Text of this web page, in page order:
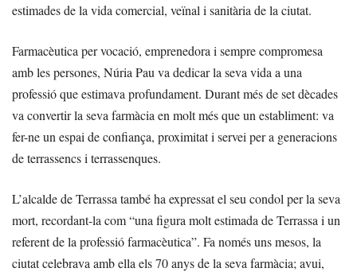
estimades de la vida comercial, veïnal i sanitària de la ciutat.
Farmacèutica per vocació, emprenedora i sempre compromesa
amb les persones, Núria Pau va dedicar la seva vida a una
professió que estimava profundament. Durant més de set dècades
va convertir la seva farmàcia en molt més que un establiment: va
fer-ne un espai de confiança, proximitat i servei per a generacions
de terrassencs i terrassenques.
L’alcalde de Terrassa també ha expressat el seu condol per la seva
mort, recordant-la com “una figura molt estimada de Terrassa i un
referent de la professió farmacèutica”. Fa només uns mesos, la
ciutat celebrava amb ella els 70 anys de la seva farmàcia; avui,